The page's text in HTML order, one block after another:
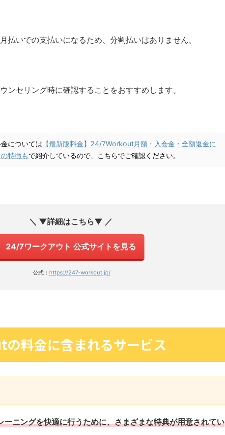
払いでの支払いになるため、分割払いはありません。
ンセリング時に確認することをおすすめします。
については 【最新版料金】24/7Workout月額・入会金・全額返金に
特徴もで紹介しているので、こちらでご確認ください。
＼ ▼詳細はこちら▼ ／
24/7ワークアウト 公式サイトを見る
公式： https://247-workout.jp/
料金に含まれるサービス
ニングを快適に行うために、さまざまな特典が用意されてい